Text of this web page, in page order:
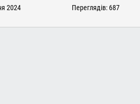
2024 Переглядів: 687